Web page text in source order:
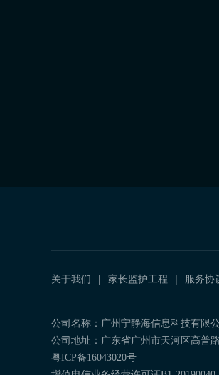
关于我们 家长监护工程 服务协
公司名称：广州宁静海信息科技有限
公司地址：广东省广州市天河区高普
粤ICP备16043020号